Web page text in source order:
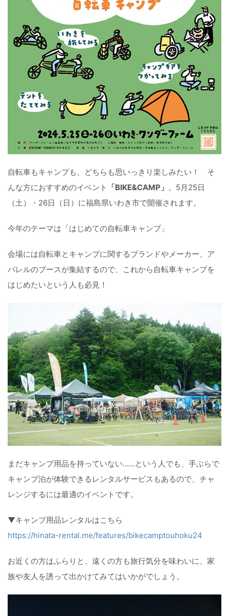
自転車もキャンプも、どちらも思いっきり楽しみたい！ そ
んな方におすすめのイベント
「BIKE&CAMP」 。5月25日
（土）・26日（日）に福島県いわき市で開催されます。
今年のテーマは「はじめての自転車キャンプ」
会場には自転車とキャンプに関するブランドやメーカー、ア
パレルのブースが集結するので、これから自転車キャンプを
はじめたいという人も必見！
まだキャンプ用品を持っていない……という人でも、手ぶらで
キャンプ泊が体験できるレンタルサービスもあるので、チャ
レンジするには最適のイベントです。
▼キャンプ用品レンタルはこちら
https://hinata-rental.me/features/bikecamptouhoku24
お近くの方はふらりと、遠くの方も旅行気分を味わいに、家
族や友人を誘って出かけてみてはいかがでしょう。